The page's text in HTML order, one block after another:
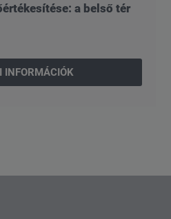
a belső tér
INFORMÁCIÓK